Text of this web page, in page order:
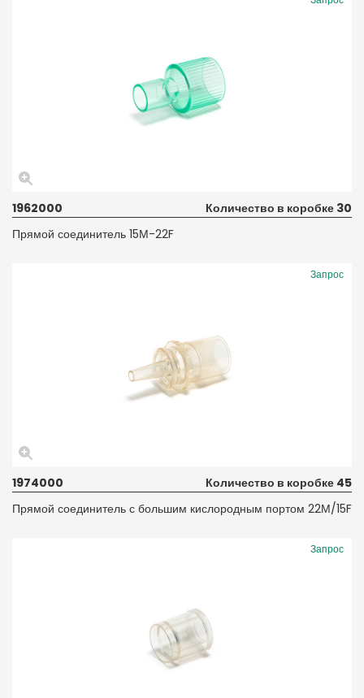
1962000
Количество в коробке 30
Прямой соединитель 15М-22F
Запрос
1974000
Количество в коробке 45
Прямой соединитель с большим кислородным портом 22М/15F
Запрос